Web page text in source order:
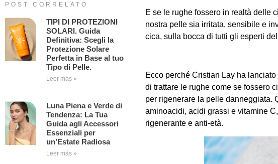
POST CORRELATO
TIPI DI PROTEZIONI
SOLARI. Guida
Definitiva: Scegli la
Protezione Solare
Perfetta in Base al tuo
Tipo di Pelle.
Leer más »
Luna Piena e Verde di
Tendenza: La Tua
Guida agli Accessori
Essenziali per
un’Estate Radiosa
Leer más »
E se le rughe fossero in realtà delle
nostra pelle sia irritata, sensibile e
cica, sulla bocca di tutti gli esperti
Ecco perché Cristian Lay ha
di trattare le rughe come se fossero
per rigenerare la pelle danneggiata.
aminoacidi, acidi grassi e vitamine
rigenerante e anti-età.